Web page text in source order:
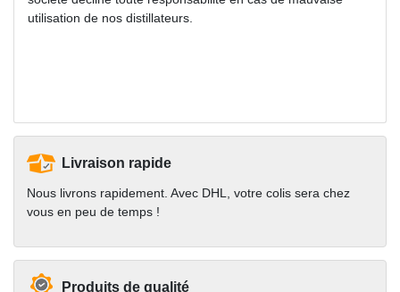
utilisation de nos distillateurs.
Livraison rapide
Nous livrons rapidement. Avec DHL, votre colis sera chez
vous en peu de temps !
Produits de qualité